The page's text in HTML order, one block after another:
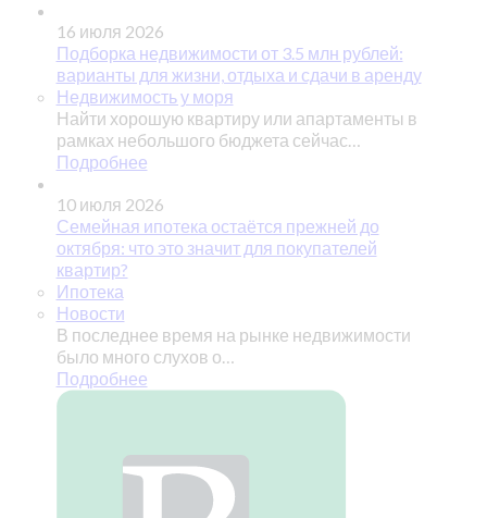
16 июля 2026
Подборка недвижимости от 3.5 млн рублей:
варианты для жизни, отдыха и сдачи в аренду
Недвижимость у моря
Найти хорошую квартиру или апартаменты в
рамках небольшого бюджета сейчас…
Подробнее
10 июля 2026
Семейная ипотека остаётся прежней до
октября: что это значит для покупателей
квартир?
Ипотека
Новости
В последнее время на рынке недвижимости
было много слухов о…
Подробнее